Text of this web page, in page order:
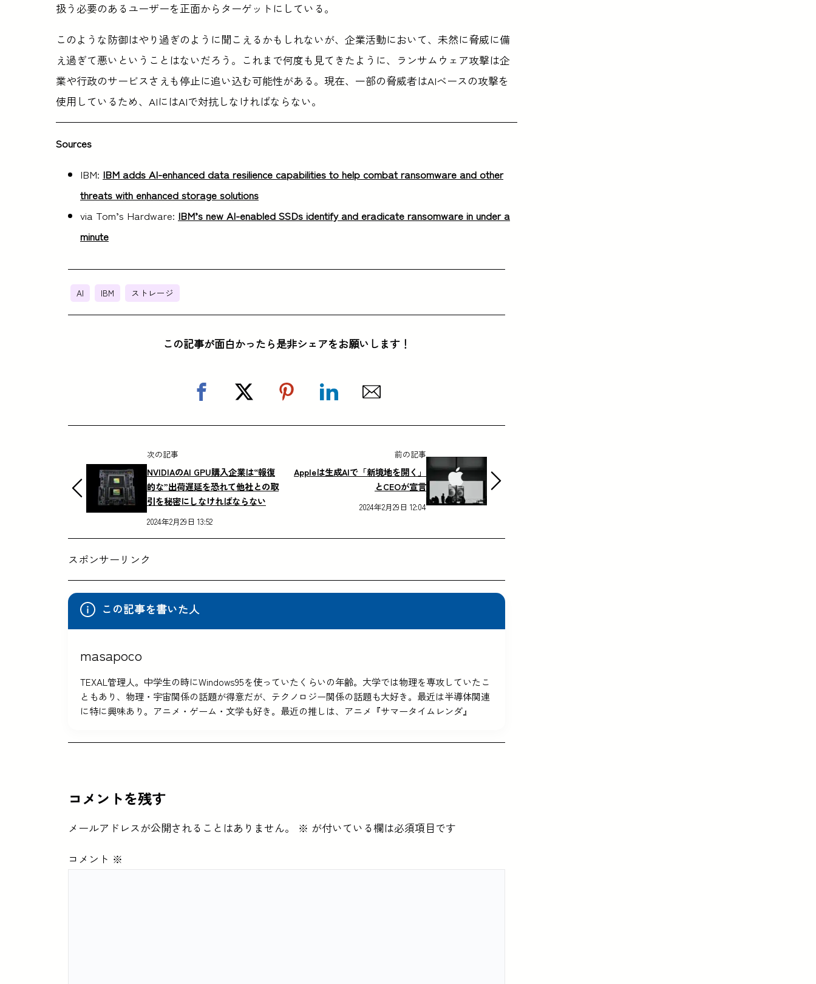
扱う必要のあるユーザーを正面からターゲットにしている。
このような防御はやり過ぎのように聞こえるかもしれないが、企業活動において、未然に脅威に備
え過ぎて悪いということはないだろう。これまで何度も見てきたように、ランサムウェア攻撃は企
業や行政のサービスさえも停止に追い込む可能性がある。現在、一部の脅威者はAIベースの攻撃を
使用しているため、AIにはAIで対抗しなければならない。
Sources
IBM: IBM adds AI-enhanced data resilience capabilities to help combat ransomware and other
threats with enhanced storage solutions
via Tom’s Hardware: IBM’s new AI-enabled SSDs identify and eradicate ransomware in under a
minute
AI IBM ストレージ
この記事が面白かったら是非シェアをお願いします！
次の記事
NVIDIAのAI GPU購入企業は“報復
的な”出荷遅延を恐れて他社との取
引を秘密にしなければならない
2024年2月29日 13:52
前の記事
Appleは生成AIで「新境地を開く」
とCEOが宣言
2024年2月29日 12:04
スポンサーリンク
この記事を書いた人
masapoco
TEXAL管理人。中学生の時にWindows95を使っていたくらいの年齢。大学では物理を専攻していたこ
ともあり、物理・宇宙関係の話題が得意だが、テクノロジー関係の話題も大好き。最近は半導体関連
に特に興味あり。アニメ・ゲーム・文学も好き。最近の推しは、アニメ『サマータイムレンダ』
コメントを残す
メールアドレスが公開されることはありません。 ※ が付いている欄は必須項目です
コメント ※